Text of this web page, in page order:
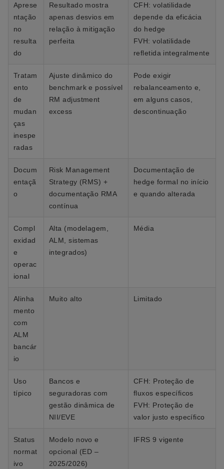
Aprese
ntação
no
resulta
do
Resultado mostra
apenas desvios em
relação à mitigação
perfeita
CFH: volatilidade
depende da eficácia
do hedge
FVH: volatilidade
refletida integralmente
Tratam
ento
de
mudan
ças
inespe
radas
Ajuste dinâmico do
benchmark e possível
RM adjustment
excess
Pode exigir
rebalanceamento e,
em alguns casos,
descontinuação
Docum
entaçã
o
Risk Management
Strategy (RMS) +
documentação RMA
contínua
Documentação de
hedge formal no início
e quando alterada
Compl
exidad
e
operac
ional
Alta (modelagem,
ALM, sistemas
integrados)
Média
Alinha
mento
com
ALM
bancár
io
Muito alto Limitado
Uso
típico
Bancos e
seguradoras com
gestão dinâmica de
NII/EVE
CFH: Proteção de
fluxos específicos
FVH: Proteção de
valor justo específico
Status
normat
ivo
Modelo novo e
opcional (ED –
2025/2026)
IFRS 9 vigente